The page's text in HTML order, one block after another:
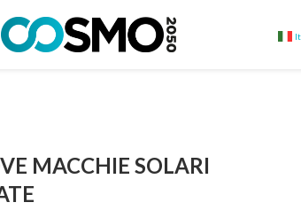
MACCHIE SOLARI